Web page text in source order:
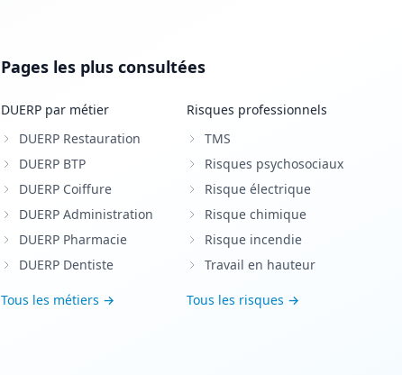
Pages les plus consultées
DUERP par métier
DUERP Restauration
DUERP BTP
DUERP Coiffure
DUERP Administration
DUERP Pharmacie
DUERP Dentiste
Tous les métiers →
Risques professionnels
TMS
Risques psychosociaux
Risque électrique
Risque chimique
Risque incendie
Travail en hauteur
Tous les risques →